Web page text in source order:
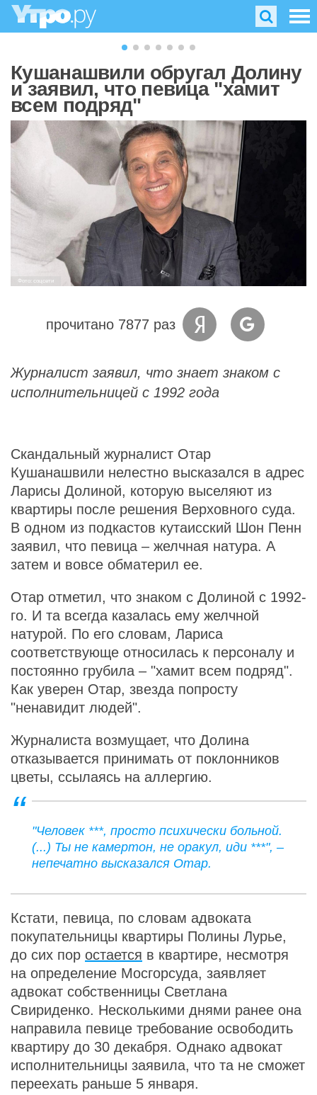
Кушанашвили обругал Долину
и заявил, что певица "хамит
всем подряд"
Фото: соцсети
прочитано 7877 раз
Журналист заявил, что знает знаком с
исполнительницей с 1992 года
Скандальный журналист Отар
Кушанашвили нелестно высказался в адрес
Ларисы Долиной, которую выселяют из
квартиры после решения Верховного суда.
В одном из подкастов кутаисский Шон Пенн
заявил, что певица – желчная натура. А
затем и вовсе обматерил ее.
Отар отметил, что знаком с Долиной с 1992-
го. И та всегда казалась ему желчной
натурой. По его словам, Лариса
соответствующе относилась к персоналу и
постоянно грубила – "хамит всем подряд".
Как уверен Отар, звезда попросту
"ненавидит людей".
Журналиста возмущает, что Долина
отказывается принимать от поклонников
цветы, ссылаясь на аллергию.
"Человек ***, просто психически больной.
(...) Ты не камертон, не оракул, иди ***", –
непечатно высказался Отар.
Кстати, певица, по словам адвоката
покупательницы квартиры Полины Лурье,
до сих пор остается в квартире, несмотря
на определение Мосгорсуда, заявляет
адвокат собственницы Светлана
Свириденко. Несколькими днями ранее она
направила певице требование освободить
квартиру до 30 декабря. Однако адвокат
исполнительницы заявила, что та не сможет
переехать раньше 5 января.